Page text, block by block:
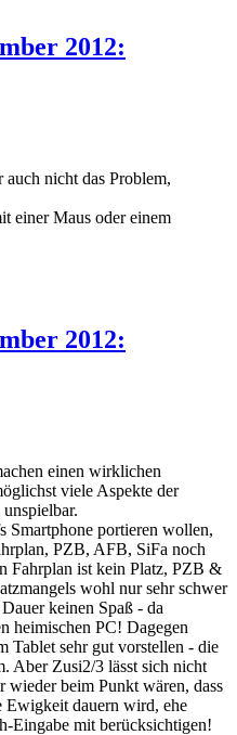
2012:
nicht das Problem,
einer Maus oder einem
2012:
einen wirklichen
viele Aspekte der
Smartphone portieren wollen,
PZB, AFB, SiFa noch
Fahrplan ist kein Platz, PZB &
wohl nur sehr schwer
keinen Spaß - da
heimischen PC! Dagegen
Tablet sehr gut vorstellen - die
Aber Zusi2/3 lässt sich nicht
beim Punkt wären, dass
Ewigkeit dauern wird, ehe
Eingabe mit berücksichtigen!